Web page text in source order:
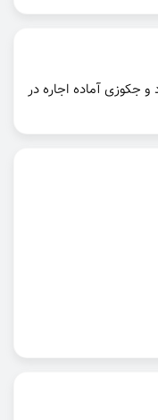
و جکوزی آماده اجاره در